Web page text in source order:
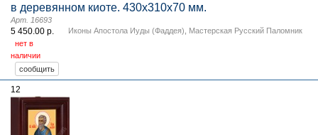
в деревянном киоте. 430х310х70 мм.
Иконы Апостола Иуды (Фаддея) Мастерская Русский Паломник
Арт. 16693
5 450.00 р.
нет в
наличии
12